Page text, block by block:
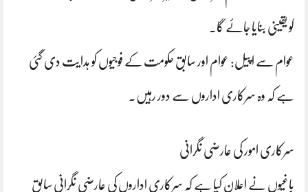
کو یقینی بنایا جائے گا۔
عوام سے اپیل: عوام اور سابق حکومت کے فوجیوں کو ہدایت دی گئی
ہے کہ وہ سرکاری اداروں سے دور رہیں۔
سرکاری امور کی عارضی نگرانی
باغیوں نے اعلان کیا ہے کہ سرکاری اداروں کی عارضی نگرانی سابق